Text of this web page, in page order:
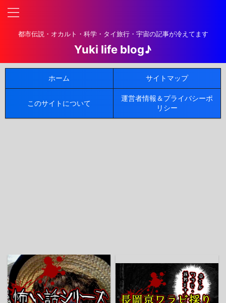
都市伝説・オカルト・科学・タイ旅行・宇宙の記事が冷えてます
Yuki life blog♪
ホーム サイトマップ
このサイトについて
運営者情報＆プライバシーポ
リシー